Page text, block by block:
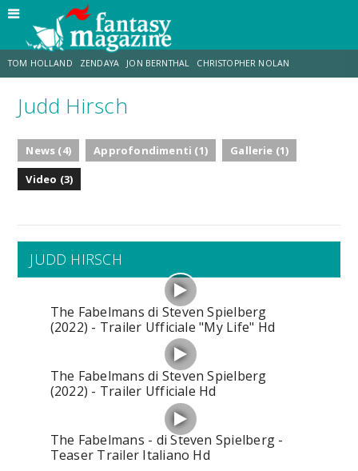
TOM HOLLAND ZENDAYA JON BERNTHAL CHRISTOPHER NOLAN
STRANIMONDI LUCCA COMICS & GAMES
SPIDER-MAN: BRAND NEW DAY
Judd Hirsch
News (4) Approfondimenti (1)
Gallerie (1)
Video (3)
JUDD HIRSCH
The Fabelmans di Steven Spielberg
(2022) - Trailer Ufficiale "My Life" Hd
The Fabelmans di Steven Spielberg
(2022) - Trailer Ufficiale Hd
The Fabelmans - di Steven Spielberg -
Teaser Trailer Italiano Hd